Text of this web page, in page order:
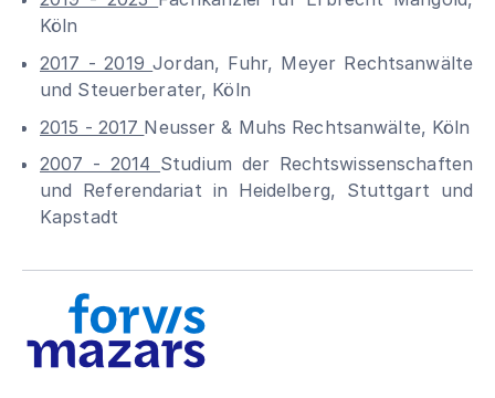
Köln
2017 - 2019Jordan, Fuhr, Meyer Rechtsanwälte
und Steuerberater, Köln
2015 - 2017 Neusser & Muhs Rechtsanwälte, Köln
2007 - 2014 Studium der Rechtswissenschaften
und Referendariat in Heidelberg, Stuttgart und
Kapstadt